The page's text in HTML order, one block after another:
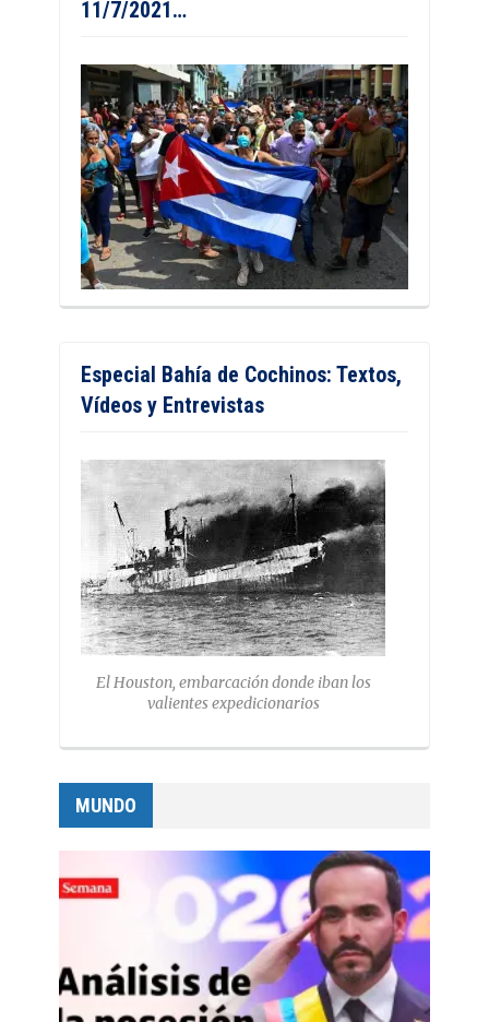
11/7/2021…
Especial Bahía de Cochinos: Textos,
Vídeos y Entrevistas
El Houston, embarcación donde iban los
valientes expedicionarios
MUNDO